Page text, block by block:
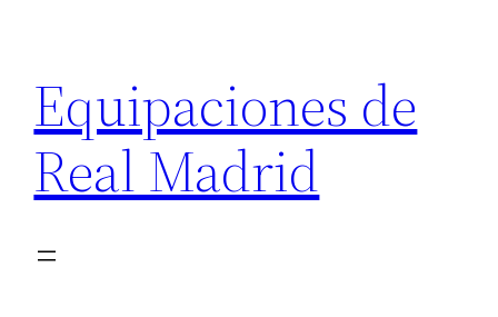
contenido
Equipaciones de
Real Madrid